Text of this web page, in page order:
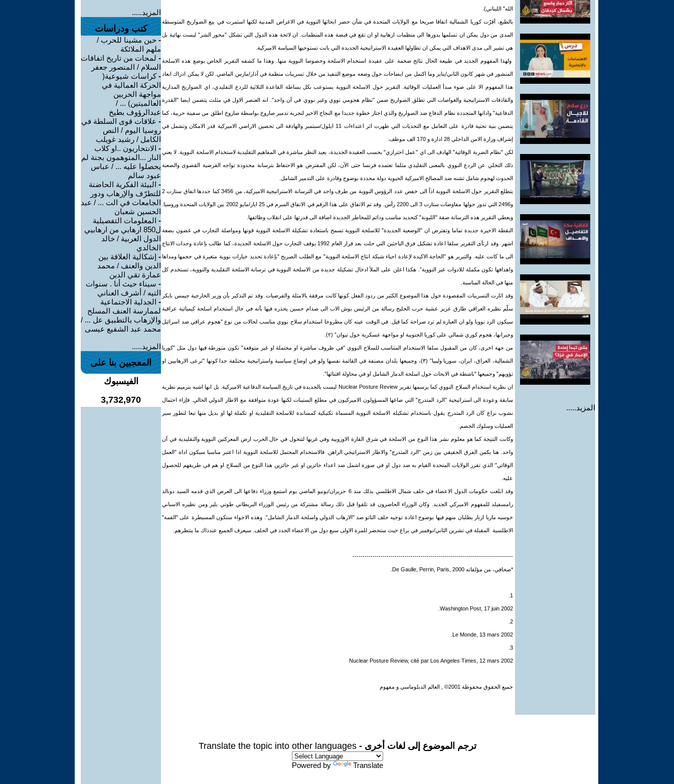
المزيد.....
الله" اللبناني).
بالطبع، أقرّت كوريا الشمالية اتفاقا صريحا مع الولايات المتحدة في شأن حصر ابحاثها النووية في الاغراض المدنية لكنها استمرت في بيع الصواريخ المتوسطة
المدى من دول يمكن ان تسلمها بدورها الى منظمات ارهابية او ان تقع في قبضة هذه المنظمات. ان لائحة هذه الدول التي تشكل "محور الشر" ليست نهائية بل
هي تشير الى مدى الاهداف التي يمكن ان تطاولها العقيدة الاستراتيجية الجديدة التي باتت تستوحيها السياسة الاميركية.
ولهذا المفهوم الجديد في طبيعة الحال نتائج ضخمة على عقيدة استخدام الاسلحة وخصوصا النووية منها. وهذا ما كشفه التقرير الخاص بوضع هذه الاسلحة
المنشور في شهر كانون الثاني/يناير وما اكتمل من ايضاحات حول وضعه موضع التنفيذ من خلال تسريبات منظمة في آذار/مارس الماضي. لكن لا يمكن ادراك ابعاد
هذا المفهوم الا على ضوء مبدأ العمليات الوقائية. التقرير حول الاسلحة النووية يستوعب بكل بساطة القاعدة الثلاثية للردع التقليدي، اي الصواريخ المدارية
والقاذفات الاستراتيجية والغواصات التي تطلق الصواريخ ضمن "نظام هجومي نووي وغير نووي في آن واحد”. انه العنصر الاول في مثلث يتضمن ايضا "القدرة
الدفاعية" واداتها المتجددة نظام الدفاع ضد الصواريخ والذي اجتاز خطوة جديدا مع النجاح الاخير لتجربة تدمير صاروخ بواسطة صاروخ اطلق من سفينة حربية، كما
يتضمن بنية تحتية قادرة على التعامل مع التحديات التي ظهرت اثر اعتداءات 11 ايلول/سبتمبر والهادفة الى تحصين الاراضي الاميركية قدر الامكان وتشمل في
إشراف وزارة الامن الداخلي 28 ادارة و 170 الف موظف.
لكن "نظام الضربة الوقائية" الهادف الى اي "عمل احترازي" بحسب العقيدة الجديدة، يعيد النظر مباشرة في المفاهيم التقليدية لاستخدام الاسلحة النووية. لا يعني
ذلك التخلي عن الردع النووي بالمعنى التقليدي مثلما تعتمده فرنسا حتى الآن، لكن المفترض هو الاحتفاظ بترسانة محدودة تواجه الفرضية القصوى والصعبة
الحدوث لهجوم شامل تشنه ضد المصالح الاميركية الحيوية دولة محددة بوضوح وقادرة على التدمير الشامل.
يتطلع التقرير حول الاسلحة النووية اذاً الى خفض عدد الرؤوس النووية من طرف واحد في الترسانة الاستراتيجية الاميركية، من 3456 كما حددها اتفاق ستارت 2
و2496 التي تدور حولها مفاوضات ستارت 3 الى 2200 رأس. وقد تم الاتفاق على هذا الرقم في الاتفاق المبرم في 25 ايار/مايو 2002 بين الولايات المتحدة وروسيا.
ويعطي التقرير هذه الترسانة صفة "الليونة" كتحديد مناسب ودائم للمخاطر الجديدة اضافة الى قدرتها على انقلاب وظائفها.
النقطة الاخيرة جديدة تماما وتفترض ان "الوضعية الجديدة" للاسلحة النووية تسمح باستعادة تشكيلة الاسلحة النووية قوتها ومواصلة التجارب في غضون بضعة
اشهر. وقد ارتأى التقرير سلفا اعادة تشكيل فرق الباحثين التي حلت بعد قرار العام 1992 بوقف التجارب حول الاسلحة الجديدة، كما طالب بإعادة وحدات الانتاج
الى ما كانت عليه. والتبرير هو "الحاجة الاكيدة لإعادة احياء شبكة انتاج الاسلحة النووية" مع الطلب الصريح "بإعادة تحديد خيارات نووية متغيرة في حجمها ومداها
واهدافها تكون مكملة للادوات غير النووية”. هكذا اعلن على الملأ ادخال تشكيلة جديدة من الاسلحة النووية في ترسانة الاسلحة التقليدية والنووية، تستخدم كل
منها في الحالة المناسبة.
وقد اثارت التسريبات المقصودة حول هذا الموضوع الكثير من ردود الفعل كونها كانت مرفقة بالامثلة والفرضيات. وقد تم التذكير بأن وزير الخارجية جيمس بايكر
سلّم نظيره العراقي طارق عزيز عشية حرب الخليج رسالة من الرئيس بوش الاب الى صدام حسين يحذره فيها بأنه في حال استخدام اسلحة كيميائية عراقية
سيكون الرد نوويا ولو ان العبارة لم ترد صراحة كما قيل. في الوقت عينه كان مطروحا استخدام سلاح نووي مناسب لحالات من نوع "هجوم عراقي ضد اسرائيل
وجيرانها، هجوم كوري شمالي على كوريا الجنوبية او مواجهة عسكرية حول تيوان” (٢).
من جهة اخرى، كان من المقبول سلفا الاستخدام المتناسب للسلاح النووي "في ظروف مباشرة او محتملة او غير متوقعة" تكون متورطة فيها دول مثل "كوريا
الشمالية، العراق، ايران، سوريا وليبيا” (٣)، وجميعها بلدان مصنفة في القائمة نفسها ولو في اوضاع سياسية واستراتيجية مختلفة جدا كونها "ترعى الارهابيين او
تؤويهم" وجميعها "ناشطة في الابحاث حول اسلحة الدمار الشامل او في محاولة اقتنائها”.
ان نظرية استخدام السلاح النووي كما يرسمها تقرير Nuclear Posture Review ليست بالجديدة في تاريخ السياسة الدفاعية الاميركية. بل انها اشبه بترميم نظرية
سابقة وعودة الى استراتيجية "الرد المتدرج" التي صاغها المسؤولون الاميركيون في مطلع الستينات لكنها عودة متوافقة مع الاطار الدولي الحالي. فإزاء احتمال
نشوب نزاع كان الرد المتدرج يقول باستخدام تشكيلة الاسلحة النووية المسماة تكتيكية كمساندة للاسلحة التقليدية او تكملة لها او بديل منها تبعا لتطور سير
العمليات وسلوك الخصم.
وكانت النتيجة كما هو معلوم نشر هذا النوع من الاسلحة في شرق القارة الاوروبية وفي غربها لتتحول في حال الحرب ارض المعركتين النووية والتقليدية في آن
واحد. هنا يكمن الفرق الحقيقي بين زمن "الرد المتدرج" والاطار الاستراتيجي الراهن. فالاستخدام المحتمل للاسلحة النووية اذا اعتبر مناسبا سيكون اداة "العمل
الوقائي" الذي تقرر الولايات المتحدة القيام به ضد دول او في صورة اشمل ضد اعداء حائزين او غير حائزين هذا النوع من السلاح او هم في طريقهم للحصول
عليه.
وقد ابلغت حكومات الدول الاعضاء في حلف شمال الاطلسي بذلك منذ 6 حزيران/يونيو الماضي يوم استمع وزراء دفاعها الى العرض الذي قدمه السيد دونالد
رامسفيلد للمفهوم الاميركي الجديد. وكان الوزراء الحاضرون قد تلقوا قبل ذلك رسالة مشتركة من رئيس الوزراء البريطاني طوني بلير ومن نظيره الاسباني
خوسيه ماريا ازنار يطلبان منهم فيها بوضوح اعادة توجيه حلف الناتو ضد "الارهاب الدولي واسلحة الدمار الشامل”. وهذه الاجواء ستكون المسيطرة على "القمة"
الاطلسية المقبلة في تشرين الثاني/نوفمبر في براغ حيث ستحضر للمرة الاولى سبع دول من الاعضاء الجدد في الحلف. سيعرف الجميع عندذاك ما ينتظرهم.
--------------------------------------------------------------------------------
*صحافي، من مؤلفاته De Gaulle, Perrin, Paris, 2000.
1.
Washington Post, 17 juin 2002.
2.
Le Monde, 13 mars 2002.
3.
Nuclear Posture Review, cité par Los Angeles Times, 12 mars 2002
جميع الحقوق محفوظة 2001© , العالم الدبلوماسي و مفهوم
ترجم الموضوع إلى لغات أخرى - Translate the topic into other languages
Powered by Translate
المزيد.....
كتب ودراسات
- حين مشينا للحرب /
ملهم الملائكة
- لمحات من تاريخ اتفاقات
السلام / المنصور جعفر
-كراسات شيوعية(
الحركة العمالية في
مواجهة الحربين
العالميتين) ... /
عبدالرؤوف بطيخ
- علاقات قوى السلطة في
روسيا اليوم / النص
الكامل / رشيد غويلب
- الانتحاريون ..او كلاب
النار ...المتوهمون بجنة لم
يحصلوا عليه ... / عباس
عبود سالم
- البيئة الفكرية الحاضنة
للتطرّف والإرهاب ودور
الجامعات في الت ... / عبد
الحسين شعبان
- المعلومات التفصيلية
ل850 ارهابي من ارهابيي
الدول العربية / خالد
الخالدي
- إشكالية العلاقة بين
الدين والعنف / محمد
عمارة تقي الدين
- سيناء حيث أنا . سنوات
التيه / أشرف العناني
- الجدلية الاجتماعية
لممارسة العنف المسلح
والإرهاب بالتطبيق عل ... /
محمد عبد الشفيع عيسى
المزيد.....
المعجبين بنا على
الفيسبوك
3,732,970